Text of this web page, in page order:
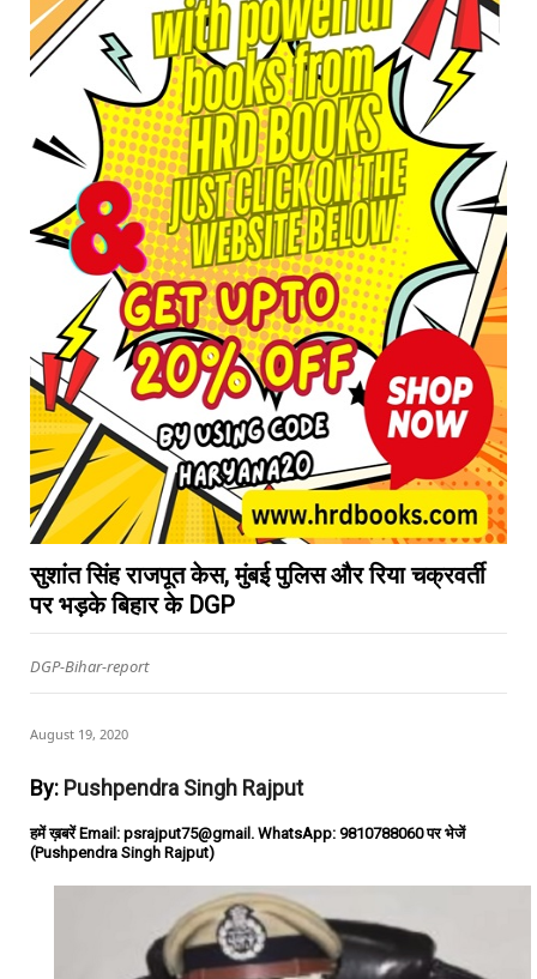
सुशांत सिंह राजपूत केस, मुंबई पुलिस और रिया चक्रवर्ती
पर भड़के बिहार के DGP
DGP-Bihar-report
August 19, 2020
By: Pushpendra Singh Rajput
हमें ख़बरें Email: psrajput75@gmail. WhatsApp: 9810788060 पर भेजें
(Pushpendra Singh Rajput)